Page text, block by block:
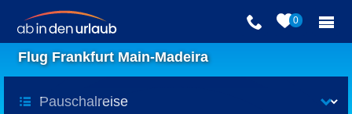
0
Flug Frankfurt Main-Madeira